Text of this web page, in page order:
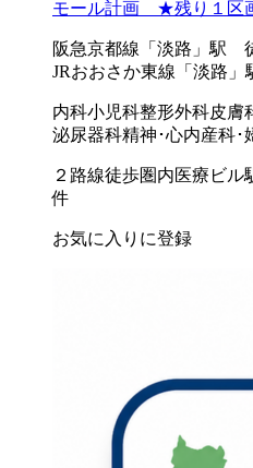
モール計画 ★残り１区
阪急京都線「淡路」駅
JRおおさか東線「淡路
内科小児科整形外科皮膚
泌尿器科精神･心内産科･
２路線徒歩圏内医療ビル
件
お気に入りに登録